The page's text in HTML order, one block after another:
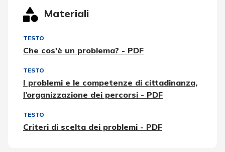
Materiali
TESTO
Che cos'è un problema? - PDF
TESTO
I problemi e le competenze di cittadinanza,
l’organizzazione dei percorsi - PDF
TESTO
Criteri di scelta dei problemi - PDF